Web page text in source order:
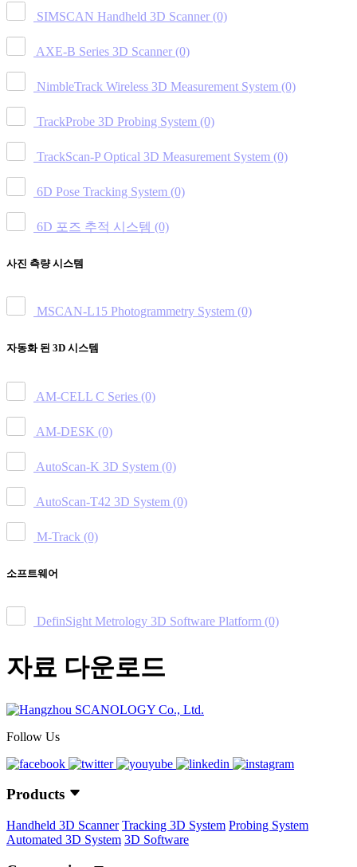
SIMSCAN Handheld 3D Scanner (0)
AXE-B Series 3D Scanner (0)
NimbleTrack Wireless 3D Measurement System (0)
TrackProbe 3D Probing System (0)
TrackScan-P Optical 3D Measurement System (0)
6D Pose Tracking System (0)
6D 포즈 추적 시스템 (0)
사진 측량 시스템
MSCAN-L15 Photogrammetry System (0)
자동화 된 3D 시스템
AM-CELL C Series (0)
AM-DESK (0)
AutoScan-K 3D System (0)
AutoScan-T42 3D System (0)
M-Track (0)
소프트웨어
DefinSight Metrology 3D Software Platform (0)
자료 다운로드
Follow Us
Products
Handheld 3D Scanner Tracking 3D System Probing System
Automated 3D System 3D Software